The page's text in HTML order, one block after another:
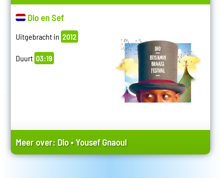
Dio en Sef
Uitgebracht in 2012
Duurt 03:19
Meer over: Dio•Yousef Gnaoui